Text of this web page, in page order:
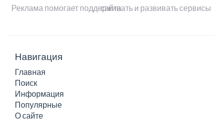
Реклама помогает поддерживать и развивать сервисы сайта
Навигация
Главная
Поиск
Информация
Популярные
О сайте